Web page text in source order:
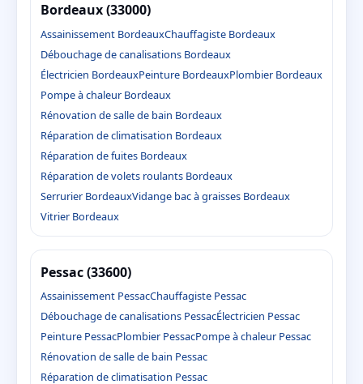
Bordeaux (33000)
Assainissement BordeauxChauffagiste Bordeaux
Débouchage de canalisations Bordeaux
Électricien BordeauxPeinture BordeauxPlombier Bordeaux
Pompe à chaleur Bordeaux
Rénovation de salle de bain Bordeaux
Réparation de climatisation Bordeaux
Réparation de fuites Bordeaux
Réparation de volets roulants Bordeaux
Serrurier BordeauxVidange bac à graisses Bordeaux
Vitrier Bordeaux
Pessac (33600)
Assainissement PessacChauffagiste Pessac
Débouchage de canalisations PessacÉlectricien Pessac
Peinture PessacPlombier PessacPompe à chaleur Pessac
Rénovation de salle de bain Pessac
Réparation de climatisation Pessac